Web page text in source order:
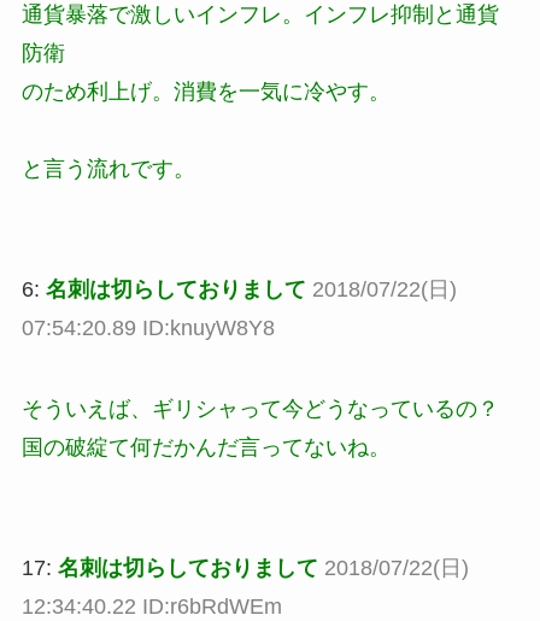
通貨暴落で激しいインフレ。インフレ抑制と通貨
防衛
のため利上げ。消費を一気に冷やす。
と言う流れです。
6: 名刺は切らしておりまして 2018/07/22(日)
07:54:20.89 ID:knuyW8Y8
そういえば、ギリシャって今どうなっているの？
国の破綻て何だかんだ言ってないね。
17: 名刺は切らしておりまして 2018/07/22(日)
12:34:40.22 ID:r6bRdWEm